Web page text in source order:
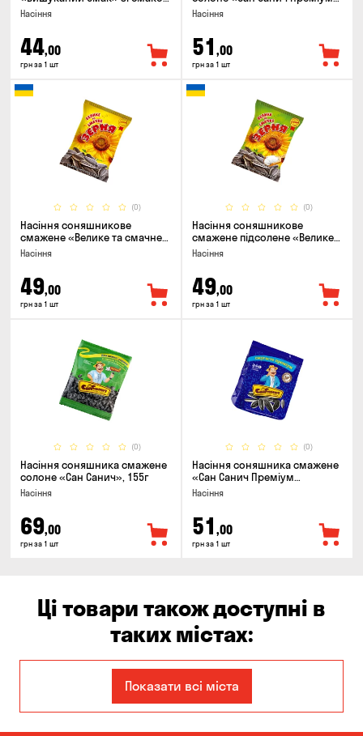
сиру, 80г
Насіння
44,00
грн за 1 шт
смугасте», 95г
Насіння
51 ,00
грн за 1 шт
(0)
Насіння соняшникове
смажене «Велике та смачне
ЗЕРНЯ», 90г
Насіння
49,00
грн за 1 шт
(0)
Насіння соняшникове
смажене підсолене «Велике
та смачне ЗЕРНЯ», 90г
Насіння
49,00
грн за 1 шт
(0)
Насіння соняшника смажене
солоне «Сан Санич», 155г
Насіння
69,00
грн за 1 шт
(0)
Насіння соняшника смажене
«Сан Санич Преміум
смугасте», 95г
Насіння
51 ,00
грн за 1 шт
Ці товари також доступні в
таких містах:
Єлизаветівка
Авангард Бабурка
Показати всі міста